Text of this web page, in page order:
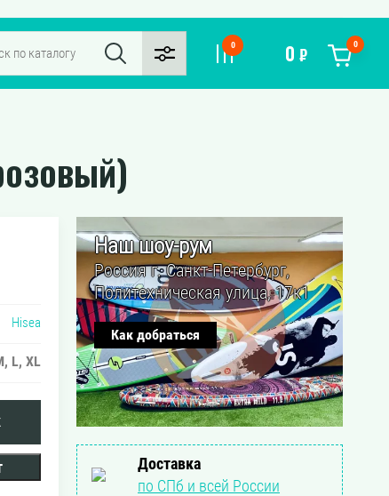
0 0 ₽
0
Hisea
L, XL
Наш шоу-рум
Россия г. Санкт-Петербург,
Политехническая улица, 17к1
Как добраться
Доставка
по СПб и всей России